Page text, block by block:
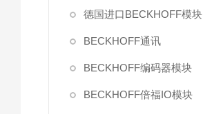
德国进口BECKHOFF模块
BECKHOFF通讯
BECKHOFF编码器模块
BECKHOFF倍福IO模块